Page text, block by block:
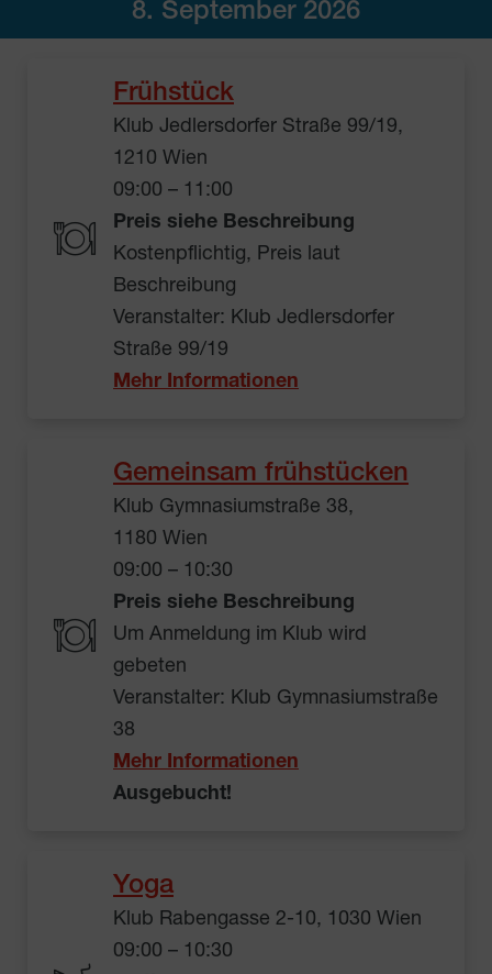
8. September 2026
Frühstück
Klub Jedlersdorfer Straße 99/19,
1210 Wien
09:00 – 11:00
Preis siehe Beschreibung
Kostenpflichtig, Preis laut
Beschreibung
Veranstalter: Klub Jedlersdorfer
Straße 99/19
Mehr Informationen
Gemeinsam frühstücken
Klub Gymnasiumstraße 38,
1180 Wien
09:00 – 10:30
Preis siehe Beschreibung
Um Anmeldung im Klub wird
gebeten
Veranstalter: Klub Gymnasiumstraße
38
Mehr Informationen
Ausgebucht!
Yoga
Klub Rabengasse 2-10, 1030 Wien
09:00 – 10:30